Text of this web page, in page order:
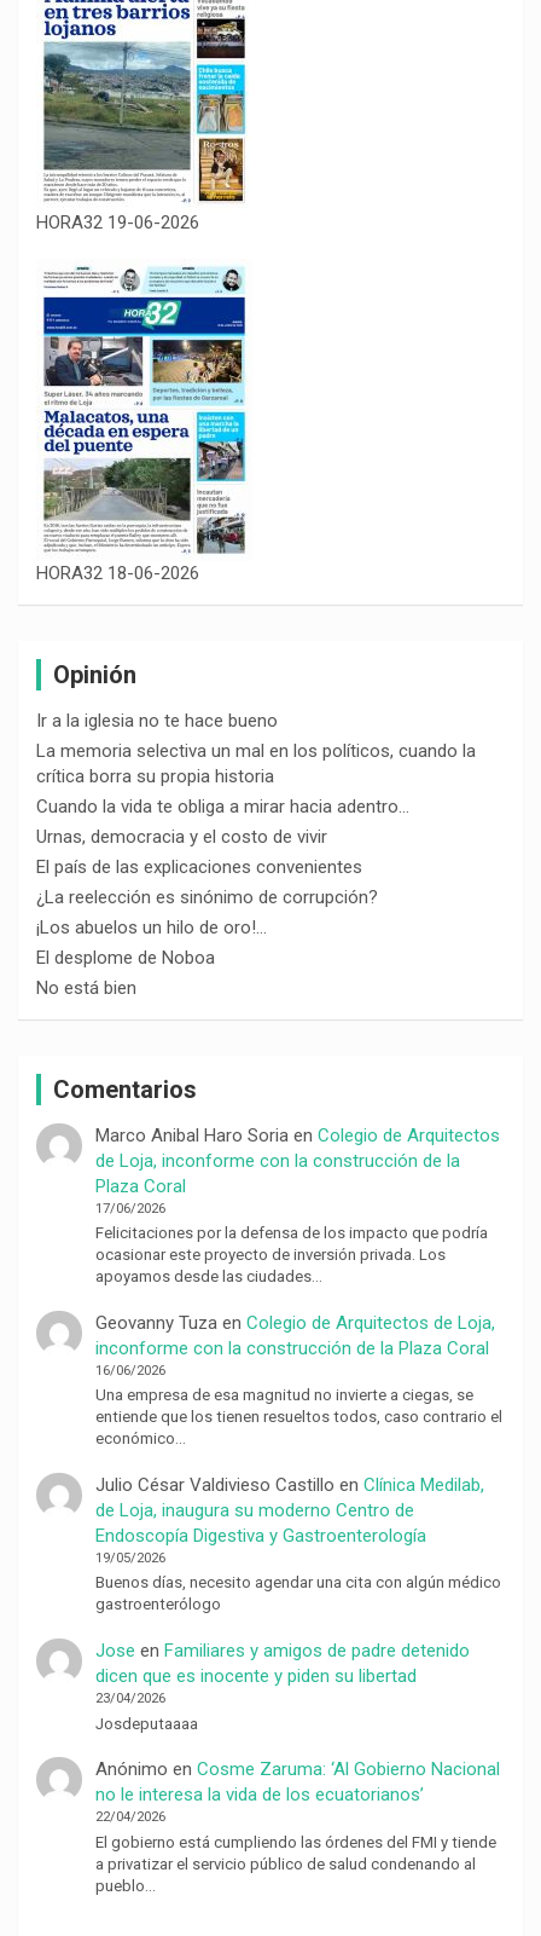
HORA32 19-06-2026
HORA32 18-06-2026
Opinión
Ir a la iglesia no te hace bueno
La memoria selectiva un mal en los políticos, cuando la
crítica borra su propia historia
Cuando la vida te obliga a mirar hacia adentro…
Urnas, democracia y el costo de vivir
El país de las explicaciones convenientes
¿La reelección es sinónimo de corrupción?
¡Los abuelos un hilo de oro!…
El desplome de Noboa
No está bien
Comentarios
Marco Anibal Haro Soria en Colegio de Arquitectos
de Loja, inconforme con la construcción de la
Plaza Coral
17/06/2026
Felicitaciones por la defensa de los impacto que podría
ocasionar este proyecto de inversión privada. Los
apoyamos desde las ciudades…
Geovanny Tuzaen Colegio de Arquitectos de Loja,
inconforme con la construcción de la Plaza Coral
16/06/2026
Una empresa de esa magnitud no invierte a ciegas, se
entiende que los tienen resueltos todos, caso contrario el
económico…
Julio César Valdivieso Castillo en Clínica Medilab,
de Loja, inaugura su moderno Centro de
Endoscopía Digestiva y Gastroenterología
19/05/2026
Buenos días, necesito agendar una cita con algún médico
gastroenterólogo
Jose en Familiares y amigos de padre detenido
dicen que es inocente y piden su libertad
23/04/2026
Josdeputaaaa
Anónimo en Cosme Zaruma: ‘Al Gobierno Nacional
no le interesa la vida de los ecuatorianos’
22/04/2026
El gobierno está cumpliendo las órdenes del FMI y tiende
a privatizar el servicio público de salud condenando al
pueblo…